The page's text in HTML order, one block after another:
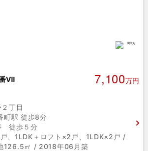
番Ⅶ 7,100万円
丁目
町駅 徒歩8分
徒歩５分
、1LDK＋ロフト×2戸、1LDK×2戸 /
126.5㎡ / 2018年06月築